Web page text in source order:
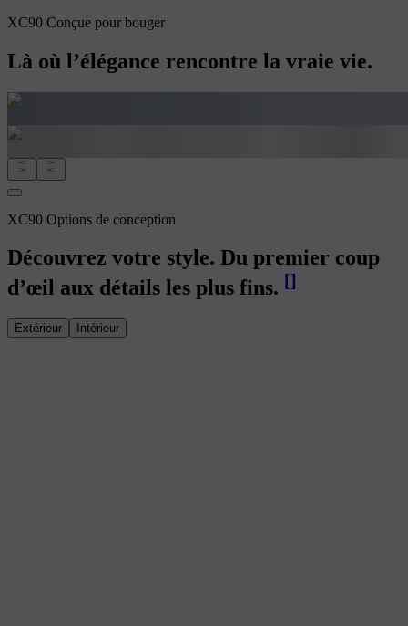
XC90 Conçue pour bouger
Là où l’élégance rencontre la vraie vie.
XC90 Options de conception
Découvrez votre style. Du premier coup
d’œil aux détails les plus fins. []
Extérieur Intérieur